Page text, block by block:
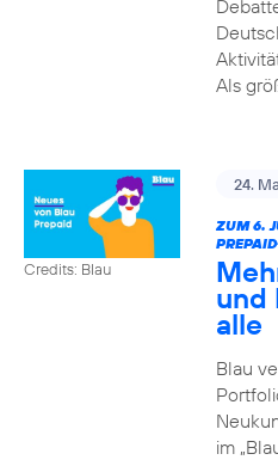
Als
Credits: Blau
24.
ZUM 6.
und
alle
Blau
im